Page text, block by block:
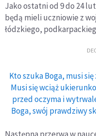
Jako ostatni od 9 do 24
będą mieli uczniowie z
łódzkiego,
Kto szuka Boga, musi
Musi się wciąż
przed oczyma i
Boga, swój prawdziwy